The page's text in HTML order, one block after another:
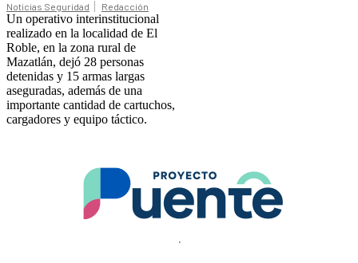
Noticias Seguridad Redacción
Un operativo interinstitucional
realizado en la localidad de El
Roble, en la zona rural de
Mazatlán, dejó 28 personas
detenidas y 15 armas largas
aseguradas, además de una
importante cantidad de cartuchos,
cargadores y equipo táctico.
.